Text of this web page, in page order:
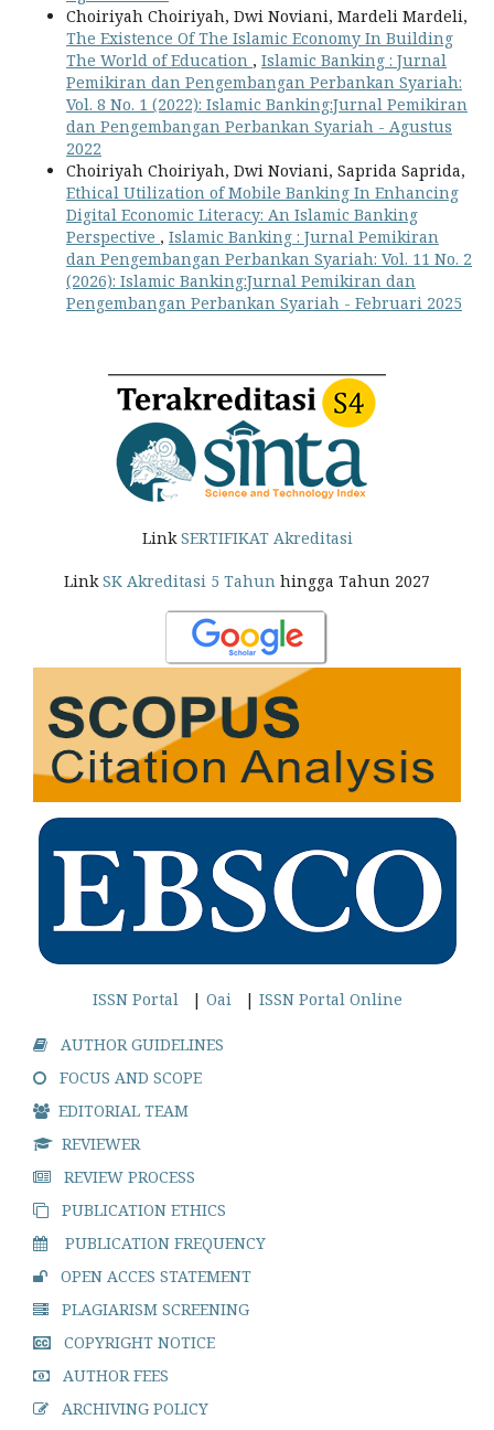
Choiriyah Choiriyah, Dwi Noviani, Mardeli Mardeli,
The Existence Of The Islamic Economy In Building
The World of Education , Islamic Banking : Jurnal
Pemikiran dan Pengembangan Perbankan Syariah:
Vol. 8 No. 1 (2022): Islamic Banking:Jurnal Pemikiran
dan Pengembangan Perbankan Syariah - Agustus
2022
Choiriyah Choiriyah, Dwi Noviani, Saprida Saprida,
Ethical Utilization of Mobile Banking In Enhancing
Digital Economic Literacy: An Islamic Banking
Perspective , Islamic Banking : Jurnal Pemikiran
dan Pengembangan Perbankan Syariah: Vol. 11 No. 2
(2026): Islamic Banking:Jurnal Pemikiran dan
Pengembangan Perbankan Syariah - Februari 2025
LinkSERTIFIKAT Akreditasi
LinkSK Akreditasi 5 Tahun hingga Tahun 2027
ISSN Portal| Oai| ISSN Portal Online
AUTHOR GUIDELINES
FOCUS AND SCOPE
EDITORIAL TEAM
REVIEWER
REVIEW PROCESS
PUBLICATION ETHICS
PUBLICATION FREQUENCY
OPEN ACCES STATEMENT
PLAGIARISM SCREENING
COPYRIGHT NOTICE
AUTHOR FEES
ARCHIVING POLICY